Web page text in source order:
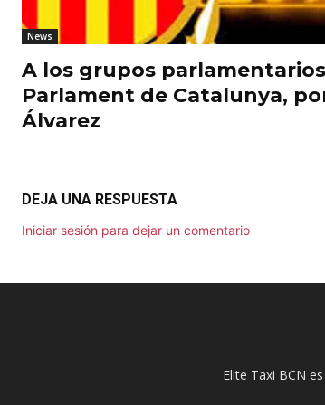
News
A los grupos
Parlament de Catalunya,
Álvarez
DEJA UNA RESPUESTA
Iniciar sesión para dejar un comentario
Elite Taxi BCN